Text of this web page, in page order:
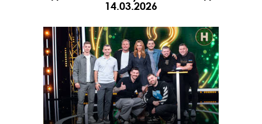
14.03.2026